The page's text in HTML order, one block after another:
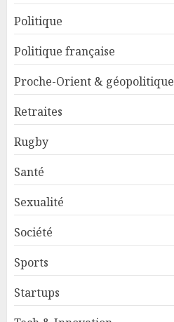
Politique
Politique française
Proche-Orient & géopolitique
Retraites
Rugby
Santé
Sexualité
Société
Sports
Startups